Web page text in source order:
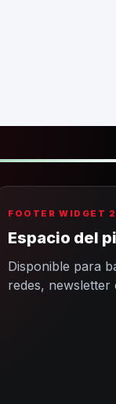
FOOTER WIDGET 2
Espacio del
Disponible para
redes, newsletter